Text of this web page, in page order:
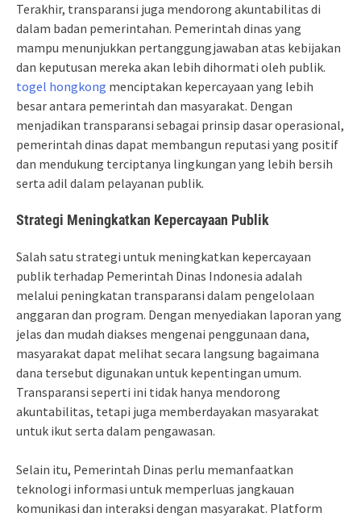
Terakhir, transparansi juga mendorong akuntabilitas di
dalam badan pemerintahan. Pemerintah dinas yang
mampu menunjukkan pertanggungjawaban atas kebijakan
dan keputusan mereka akan lebih dihormati oleh publik.
togel hongkong menciptakan kepercayaan yang lebih
besar antara pemerintah dan masyarakat. Dengan
menjadikan transparansi sebagai prinsip dasar operasional,
pemerintah dinas dapat membangun reputasi yang positif
dan mendukung terciptanya lingkungan yang lebih bersih
serta adil dalam pelayanan publik.
Strategi Meningkatkan Kepercayaan Publik
Salah satu strategi untuk meningkatkan kepercayaan
publik terhadap Pemerintah Dinas Indonesia adalah
melalui peningkatan transparansi dalam pengelolaan
anggaran dan program. Dengan menyediakan laporan yang
jelas dan mudah diakses mengenai penggunaan dana,
masyarakat dapat melihat secara langsung bagaimana
dana tersebut digunakan untuk kepentingan umum.
Transparansi seperti ini tidak hanya mendorong
akuntabilitas, tetapi juga memberdayakan masyarakat
untuk ikut serta dalam pengawasan.
Selain itu, Pemerintah Dinas perlu memanfaatkan
teknologi informasi untuk memperluas jangkauan
komunikasi dan interaksi dengan masyarakat. Platform